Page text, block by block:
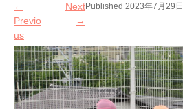
Published 2023年7月29日
←
Previo
us
Next
→